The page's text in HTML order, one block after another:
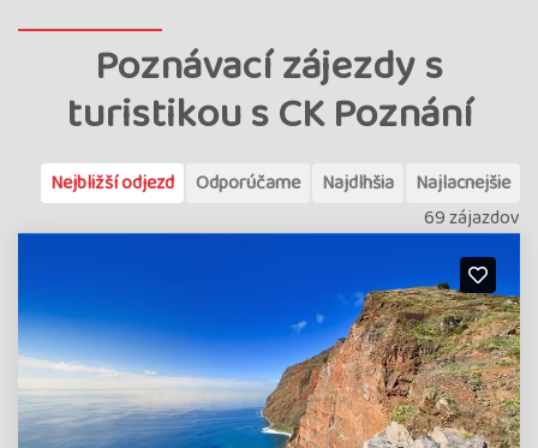
Poznávací zájezdy s
turistikou s CK Poznání
Nejbližší odjezd Odporúčame Najdlhšia
Najlacnejšie
69 zájazdov